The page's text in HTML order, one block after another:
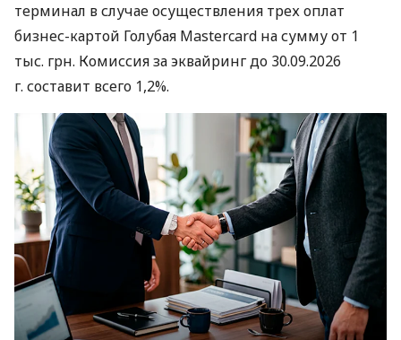
терминал в случае осуществления трех оплат
бизнес-картой Голубая Mastercard на сумму от 1
тыс. грн. Комиссия за эквайринг до 30.09.2026
г. составит всего 1,2%.